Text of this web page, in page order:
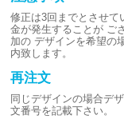
修正は3回までとさせて
金が発生することが ご
加の デザインを希望の
内致します。
再注文
同じデザインの場合デ
文番号を記載下さい。